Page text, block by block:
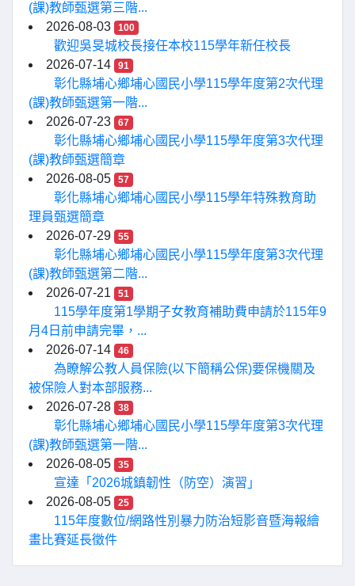
(課)教師甄選第三階...
2026-08-03
100
歡迎吳旻城校長接任本校115學年新任校長
2026-07-14
91
彰化縣埔心鄉埔心國民小學115學年度第2次代理
(課)教師甄選第一階...
2026-07-23
67
彰化縣埔心鄉埔心國民小學115學年度第3次代理
(課)教師甄選簡章
2026-08-05
57
彰化縣埔心鄉埔心國民小學115學年特殊教育助
理員甄選簡章
2026-07-29
55
彰化縣埔心鄉埔心國民小學115學年度第3次代理
(課)教師甄選第二階...
2026-07-21
51
115學年度第1學期子女教育補助費申請於115年9
月4日前申請完畢，...
2026-07-14
46
為瞭解公教人員保險(以下簡稱公保)要保機關及
被保險人對本部服務...
2026-07-28
38
彰化縣埔心鄉埔心國民小學115學年度第3次代理
(課)教師甄選第一階...
2026-08-05
35
宣達「2026城鎮韌性（防空）演習」
2026-08-05
25
115年度數位/網路性別暴力防治短影音暨海報繪
畫比賽延長徵件